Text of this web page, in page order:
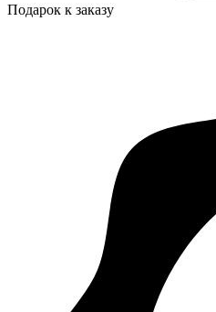
Подарок к заказу